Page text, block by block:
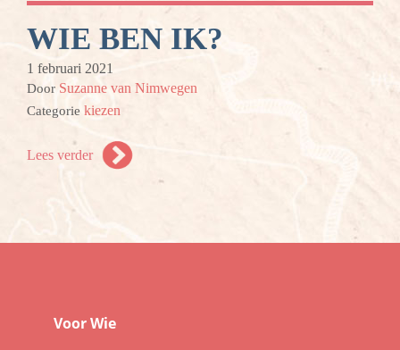
WIE BEN IK?
1 februari 2021
Door Suzanne van Nimwegen
Categorie kiezen
Lees verder
Voor Wie